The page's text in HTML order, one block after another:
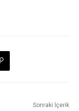
Sonraki İçerik